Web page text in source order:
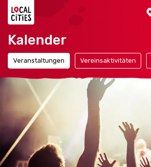
Kalender
Veranstaltungen Vereinsaktivitäten